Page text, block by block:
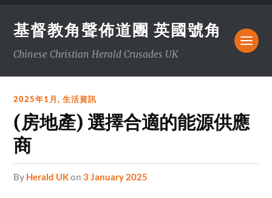
基督教角聲佈道團 英國號角
Chinese Christian Herald Crusades UK
2025年1月,生活資訊
(房地產) 選擇合適的能源供應
商
by Herald UKon3 January 2025